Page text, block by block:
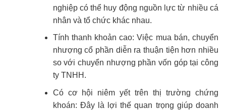
nghiệp có thể huy động nguồn lực từ nhiều cá
nhân và tổ chức khác nhau.
Tính thanh khoản cao: Việc mua bán, chuyển
nhượng cổ phần diễn ra thuận tiện hơn nhiều
so với chuyển nhượng phần vốn góp tại công
ty TNHH.
Có cơ hội niêm yết trên thị trường chứng
khoán: Đây là lợi thế quan trọng giúp doanh